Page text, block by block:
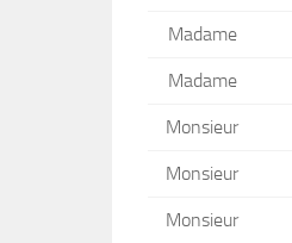
Madame
Madame
Monsieur
Monsieur
Monsieur